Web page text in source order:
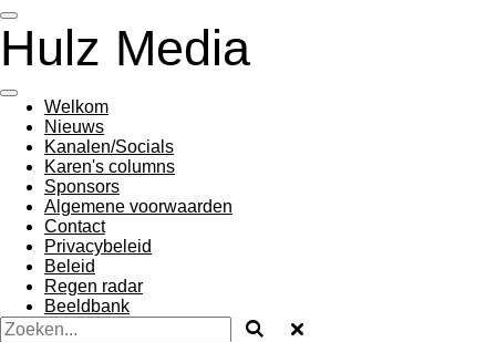
Ga
direct
naar
hoofdinhoud
Hulz Media
Welkom
Nieuws
Kanalen/Socials
Karen's columns
Sponsors
Algemene voorwaarden
Contact
Privacybeleid
Beleid
Regen radar
Beeldbank